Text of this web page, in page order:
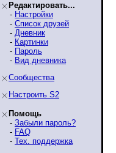
Редактировать...
- Настройки
- Список друзей
- Дневник
- Картинки
- Пароль
- Вид дневника
Сообщества
Настроить S2
Помощь
- Забыли пароль?
- FAQ
- Тех. поддержка